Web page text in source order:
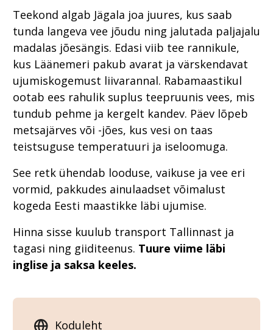
Teekond algab Jägala joa juures, kus saab
tunda langeva vee jõudu ning jalutada paljajalu
madalas jõesängis. Edasi viib tee rannikule,
kus Läänemeri pakub avarat ja värskendavat
ujumiskogemust liivarannal. Rabamaastikul
ootab ees rahulik suplus teepruunis vees, mis
tundub pehme ja kergelt kandev. Päev lõpeb
metsajärves või -jões, kus vesi on taas
teistsuguse temperatuuri ja iseloomuga.
See retk ühendab looduse, vaikuse ja vee eri
vormid, pakkudes ainulaadset võimalust
kogeda Eesti maastikke läbi ujumise.
Hinna sisse kuulub transport Tallinnast ja
tagasi ning giiditeenus. Tuure viime läbi
inglise ja saksa keeles.
Koduleht